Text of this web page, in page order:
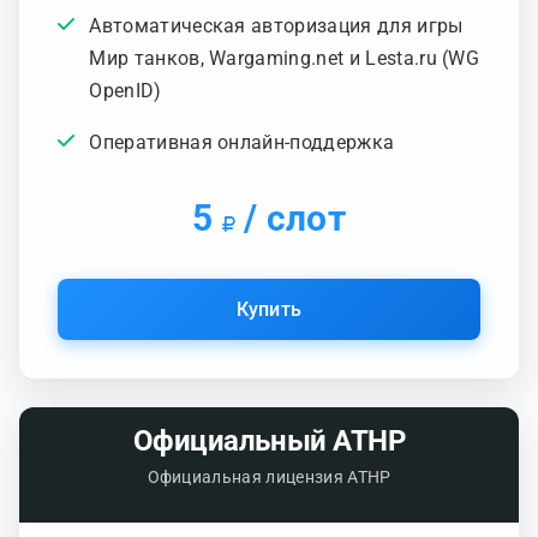
Автоматическая авторизация для игры
Мир танков, Wargaming.net и Lesta.ru (WG
OpenID)
Оперативная онлайн-поддержка
5 / слот
Купить
Официальный ATHP
Официальная лицензия ATHP